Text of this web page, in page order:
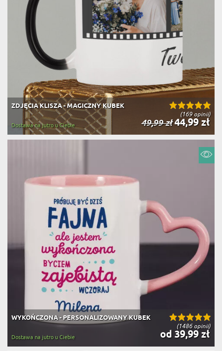
(169 opinii)
ZDJĘCIA KLISZA - MAGICZNY KUBEK
49,99 zł44,99 zł
Dostawa na jutro u Ciebie
(1486 opinii)
WYKOŃCZONA - PERSONALIZOWANY KUBEK
od 39,99 zł
Dostawa na jutro u Ciebie